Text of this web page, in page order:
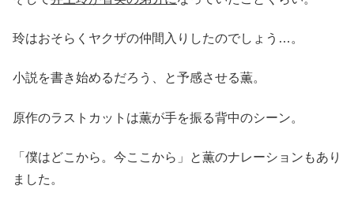
玲はおそらくヤクザの仲間入りしたのでしょう…。
小説を書き始めるだろう、と予感させる薫。
原作のラストカットは薫が手を振る背中のシーン。
「僕はどこから。今ここから」と薫のナレーションもあり
ました。